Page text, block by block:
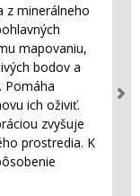
z minerálneho
mapovaniu,
bodov a
Pomáha
ich oživiť.
zvyšuje
prostredia. K